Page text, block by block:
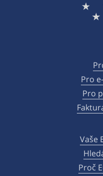
Pro
Pro
Vaše
Proč